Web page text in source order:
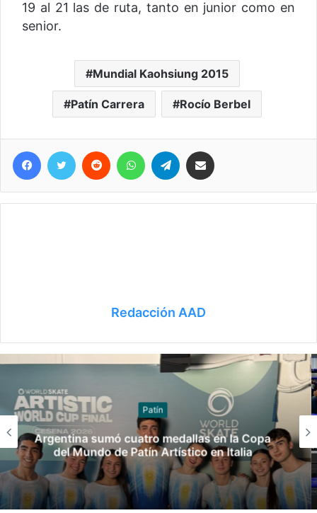
19 al 21 las de ruta, tanto en junior como en
senior.
Mundial Kaohsiung 2015
Patín Carrera Rocío Berbel
Telegram
Redacción AAD
Patín
Artistic World Cup Buenos Aires 2026:
Resultados completos